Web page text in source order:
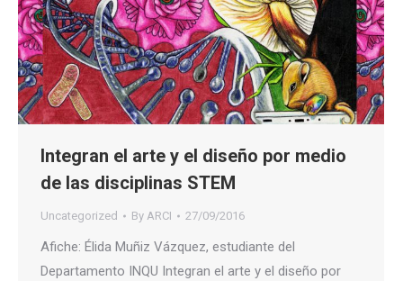
Integran el arte y el diseño por medio
de las disciplinas STEM
Uncategorized By ARCI 27/09/2016
Afiche: Élida Muñiz Vázquez, estudiante del
Departamento INQU Integran el arte y el diseño por